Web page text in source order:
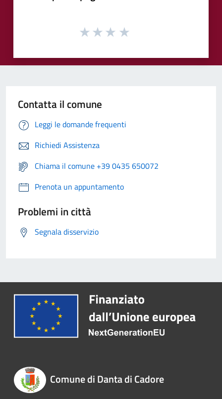
Contatta il comune
Leggi le domande frequenti
Richiedi Assistenza
Chiama il comune +39 0435 650072
Prenota un appuntamento
Problemi in città
Segnala disservizio
Comune di Danta di Cadore